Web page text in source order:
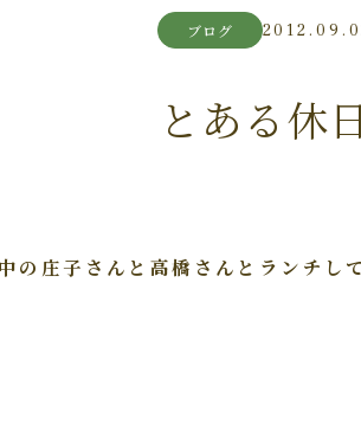
ブログ
とある休
の庄子さんと高橋さんとランチし